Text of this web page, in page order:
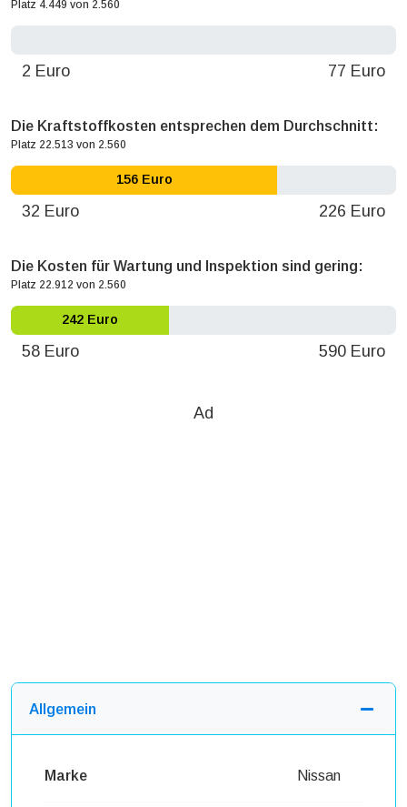
Platz 4.449 von 2.560
2 Euro 77 Euro
Die Kraftstoffkosten entsprechen dem Durchschnitt:
Platz 22.513 von 2.560
156 Euro
32 Euro 226 Euro
Die Kosten für Wartung und Inspektion sind gering:
Platz 22.912 von 2.560
242 Euro
58 Euro 590 Euro
Ad
Allgemein
Marke Nissan